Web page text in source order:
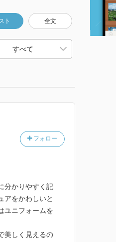
ト 全文
フォロー
分かりやすく記
アをかわしいと
ユニフォームを
美しく見えるの